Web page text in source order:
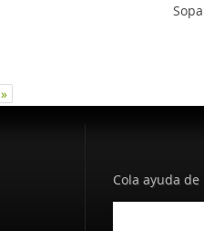
Cola ayuda de